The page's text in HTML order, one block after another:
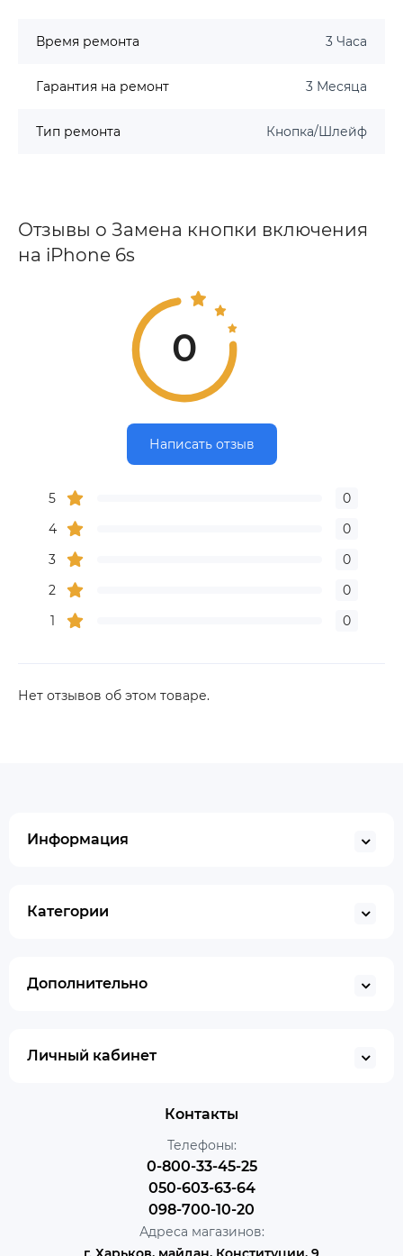
Время ремонта 3 Часа
Гарантия на ремонт 3 Месяца
Тип ремонта Кнопка/Шлейф
Отзывы о Замена кнопки включения
на iPhone 6s
0
Написать отзыв
5
0
4
0
3
0
2
0
1
0
Нет отзывов об этом товаре.
Информация
Категории
Дополнительно
Личный кабинет
Контакты
Телефоны:
0-800-33-45-25
050-603-63-64
098-700-10-20
Адреса магазинов: